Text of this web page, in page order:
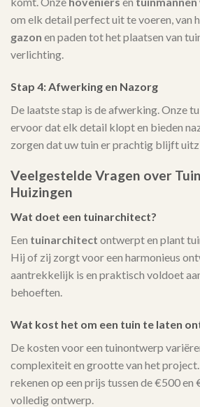
om elk detail perfect uit te voeren, van
gazon en paden tot het plaatsen van
verlichting.
Stap 4: Afwerking en Nazorg
De laatste stap is de afwerking. Onze
ervoor dat elk detail klopt en bieden
zorgen dat uw tuin er prachtig blijft
Veelgestelde Vragen over
Huizingen
Wat doet een tuinarchitect?
Een tuinarchitect ontwerpt en plant
Hij of zij zorgt voor een harmonieus
aantrekkelijk is en praktisch voldoet
behoeften.
Wat kost het om een tuin te laten
De kosten voor een tuinontwerp
complexiteit en grootte van het
rekenen op een prijs tussen de €500 en
volledig ontwerp.